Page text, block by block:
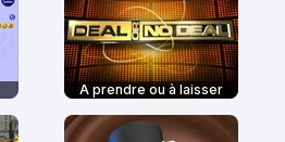
A prendre ou à laisser